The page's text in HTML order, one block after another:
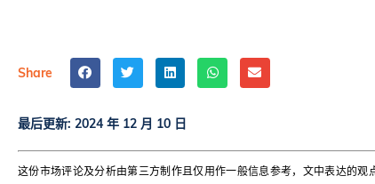
Share
最后更新: 2024 年 12 月 10 日
这份市场评论及分析由第三方制作且仅用作一般信息参考，文中表达的